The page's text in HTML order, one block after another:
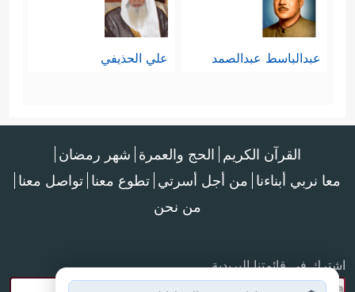
عبدالباسط عبدالصمد علي الحذيفي
القرآن الكريم الحج والعمرة شهر رمضان
معا نربي أبناءنا من أجل أسرتي تطوع معنا تواصل معنا
من نحن
اشترك في قائمتنا البريدية